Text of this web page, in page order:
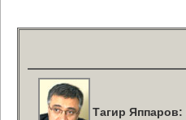
Тагир Яппаров: